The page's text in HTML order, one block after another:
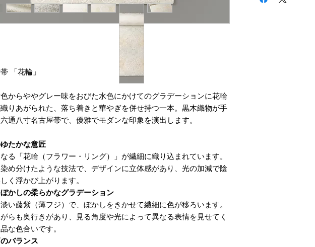
「花輪」
からややグレー味をおびた水色にかけてのグラデーションに花輪
りあがられた、落ち着きと華やぎを併せ持つ一本。黒木織物が手
通八寸名古屋帯で、優雅でモダンな印象を演出します。
たかな意匠
る「花輪（フラワー・リング）」が繊細に織り込まれています。
め分けたような技法で、デザインに立体感があり、光の加減で陰
く浮かび上がります。
かしの柔らかなグラデーション
い藤紫（薄フジ）で、ぼかしをきかせて繊細に色が移ろいます。
らも奥行きがあり、見る角度や光によって異なる表情を見せてく
な色合いです。
バランス